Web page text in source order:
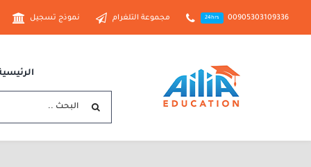
to
00905303109336
24hrs مجموعة التلغرام نموذج تسجيل
البحث
عن: